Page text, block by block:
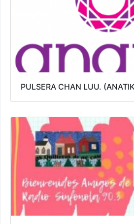
PULSERA CHAN LUU.